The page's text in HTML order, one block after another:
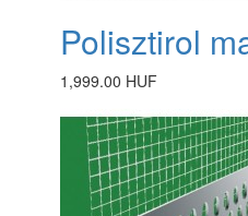
Polisztirol
1,999.00 HUF